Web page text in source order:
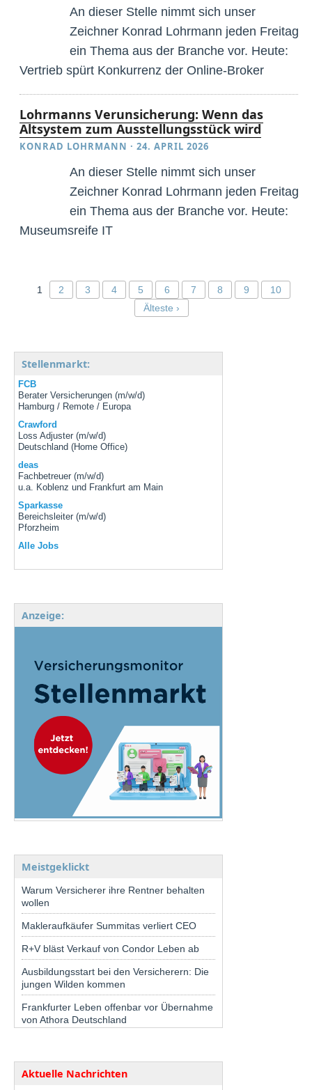
An dieser Stelle nimmt sich unser
Zeichner Konrad Lohrmann jeden Freitag
ein Thema aus der Branche vor. Heute:
Vertrieb spürt Konkurrenz der Online-Broker
Lohrmanns Verunsicherung: Wenn das
Altsystem zum Ausstellungsstück wird
KONRAD LOHRMANN ·24. APRIL 2026
An dieser Stelle nimmt sich unser
Zeichner Konrad Lohrmann jeden Freitag
ein Thema aus der Branche vor. Heute:
Museumsreife IT
1 2 3 4 5 6 7 8 9
10
Älteste ›
Stellenmarkt:
FCB
Berater Versicherungen (m/w/d)
Hamburg / Remote / Europa
Crawford
Loss Adjuster (m/w/d)
Deutschland (Home Office)
deas
Fachbetreuer (m/w/d)
u.a. Koblenz und Frankfurt am Main
Sparkasse
Bereichsleiter (m/w/d)
Pforzheim
Alle Jobs
Anzeige:
Meistgeklickt
Warum Versicherer ihre Rentner behalten
wollen
Makleraufkäufer Summitas verliert CEO
R+V bläst Verkauf von Condor Leben ab
Ausbildungsstart bei den Versicherern: Die
jungen Wilden kommen
Frankfurter Leben offenbar vor Übernahme
von Athora Deutschland
Aktuelle Nachrichten